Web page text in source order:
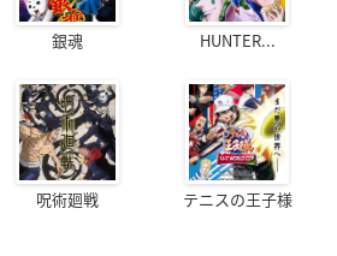
銀魂 HUNTER...
呪術廻戦 テニスの王子様